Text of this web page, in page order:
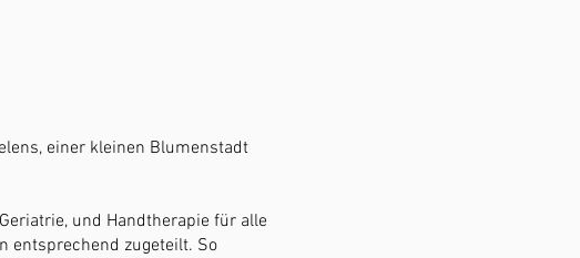
einer kleinen Blumenstadt
und Handtherapie für alle
entsprechend zugeteilt. So